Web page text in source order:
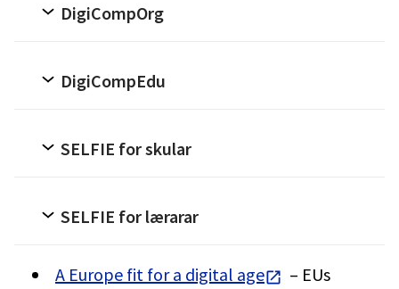
DigiCompOrg
DigiCompEdu
SELFIE for skular
SELFIE for lærarar
A Europe fit for a digital age
– EUs